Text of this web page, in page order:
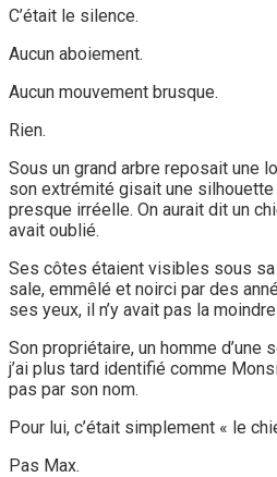
C’était le silence.
Aucun aboiement.
Aucun mouvement brusque.
Rien.
Sous un grand arbre reposait une
son extrémité gisait une
presque irréelle. On aurait dit un
avait oublié.
Ses côtes étaient visibles sous sa
sale, emmêlé et noirci par des
ses yeux, il n’y avait pas la
Son propriétaire, un homme d’une
j’ai plus tard identifié comme
pas par son nom.
Pour lui, c’était simplement « le
Pas Max.